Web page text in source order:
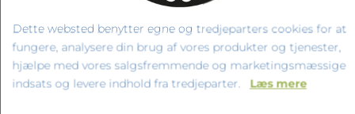
Dette websted benytter egne og tredjeparters cookies for at
fungere, analysere din brug af vores produkter og tjenester,
hjælpe med vores salgsfremmende og marketingsmæssige
indsats og levere indhold fra tredjeparter. Læs mere